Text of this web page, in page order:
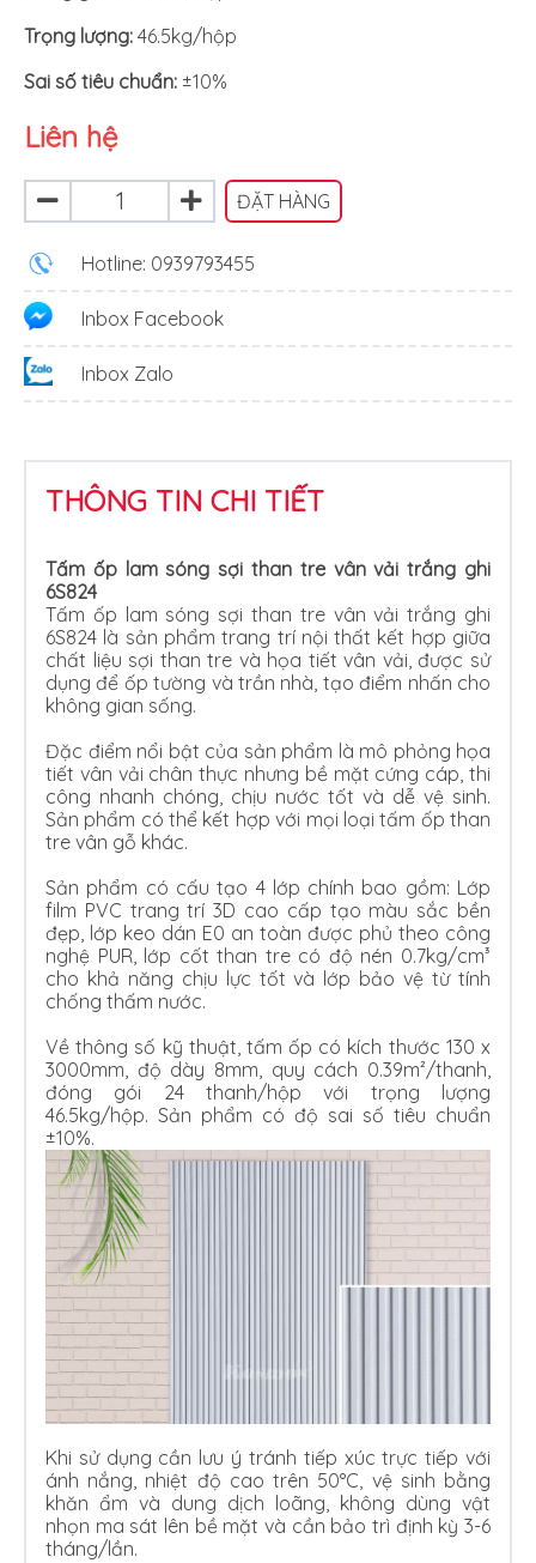
Trọng lượng: 46.5kg/hộp
Sai số tiêu chuẩn: ±10%
Liên hệ
ĐẶT HÀNG
Hotline: 0939793455
Inbox Facebook
Inbox Zalo
THÔNG TIN CHI TIẾT
Tấm ốp lam sóng sợi than tre vân vải trắng ghi
6S824
Tấm ốp lam sóng sợi than tre vân vải trắng ghi
6S824 là sản phẩm trang trí nội thất kết hợp giữa
chất liệu sợi than tre và họa tiết vân vải, được sử
dụng để ốp tường và trần nhà, tạo điểm nhấn cho
không gian sống.
Đặc điểm nổi bật của sản phẩm là mô phỏng họa
tiết vân vải chân thực nhưng bề mặt cứng cáp, thi
công nhanh chóng, chịu nước tốt và dễ vệ sinh.
Sản phẩm có thể kết hợp với mọi loại tấm ốp than
tre vân gỗ khác.
Sản phẩm có cấu tạo 4 lớp chính bao gồm: Lớp
film PVC trang trí 3D cao cấp tạo màu sắc bền
đẹp, lớp keo dán E0 an toàn được phủ theo công
nghệ PUR, lớp cốt than tre có độ nén 0.7kg/cm³
cho khả năng chịu lực tốt và lớp bảo vệ từ tính
chống thấm nước.
Về thông số kỹ thuật, tấm ốp có kích thước 130 x
3000mm, độ dày 8mm, quy cách 0.39m²/thanh,
đóng gói 24 thanh/hộp với trọng lượng
46.5kg/hộp. Sản phẩm có độ sai số tiêu chuẩn
±10%.
Khi sử dụng cần lưu ý tránh tiếp xúc trực tiếp với
ánh nắng, nhiệt độ cao trên 50°C, vệ sinh bằng
khăn ẩm và dung dịch loãng, không dùng vật
nhọn ma sát lên bề mặt và cần bảo trì định kỳ 3-6
tháng/lần.